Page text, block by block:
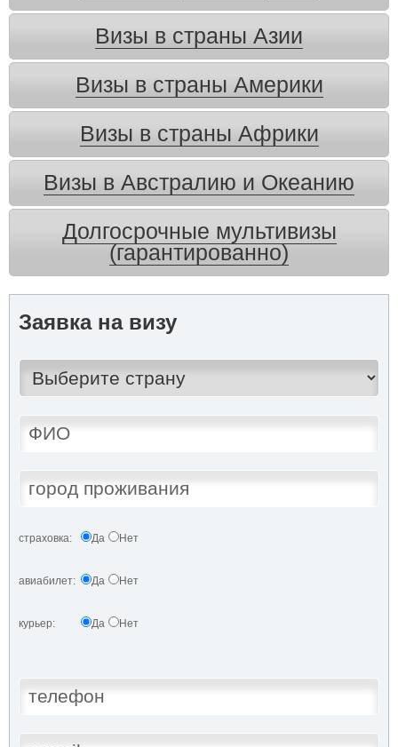
Визы в страны Азии
Визы в страны Америки
Визы в страны Африки
Визы в Австралию и Океанию
Долгосрочные мультивизы
(гарантированно)
Заявка на визу
страховка: Да Нет
авиабилет: Да Нет
курьер: Да Нет